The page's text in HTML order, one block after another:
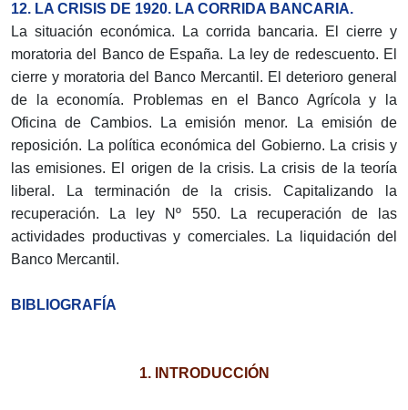
12. LA CRISIS DE 1920. LA CORRIDA BANCARIA.
La situación económica. La corrida bancaria. El cierre y
moratoria del Banco de España. La ley de redescuento. El
cierre y moratoria del Banco Mercantil. El deterioro general
de la economía. Problemas en el Banco Agrícola y la
Oficina de Cambios. La emisión menor. La emisión de
reposición. La política económica del Gobierno. La crisis y
las emisiones. El origen de la crisis. La crisis de la teoría
liberal. La terminación de la crisis. Capitalizando la
recuperación. La ley Nº 550. La recuperación de las
actividades productivas y comerciales. La liquidación del
Banco Mercantil.
BIBLIOGRAFÍA
1. INTRODUCCIÓN